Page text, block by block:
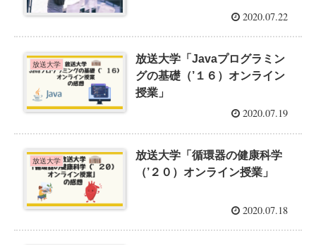
2020.07.22
放送大学
放送大学「Javaプログラミン
グの基礎（’１６）オンライン
授業」
2020.07.19
放送大学
放送大学「循環器の健康科学
（’２０）オンライン授業」
2020.07.18